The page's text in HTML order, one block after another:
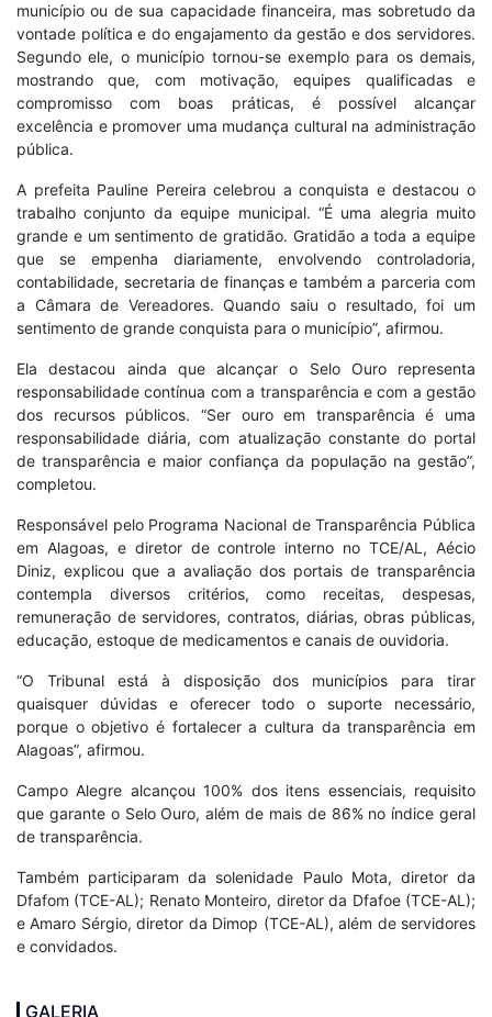
município ou de sua capacidade financeira, mas sobretudo da
vontade política e do engajamento da gestão e dos servidores.
Segundo ele, o município tornou-se exemplo para os demais,
mostrando que, com motivação, equipes qualificadas e
compromisso com boas práticas, é possível alcançar
excelência e promover uma mudança cultural na administração
pública.
A prefeita Pauline Pereira celebrou a conquista e destacou o
trabalho conjunto da equipe municipal. “É uma alegria muito
grande e um sentimento de gratidão. Gratidão a toda a equipe
que se empenha diariamente, envolvendo controladoria,
contabilidade, secretaria de finanças e também a parceria com
a Câmara de Vereadores. Quando saiu o resultado, foi um
sentimento de grande conquista para o município”, afirmou.
Ela destacou ainda que alcançar o Selo Ouro representa
responsabilidade contínua com a transparência e com a gestão
dos recursos públicos. “Ser ouro em transparência é uma
responsabilidade diária, com atualização constante do portal
de transparência e maior confiança da população na gestão”,
completou.
Responsável pelo Programa Nacional de Transparência Pública
em Alagoas, e diretor de controle interno no TCE/AL, Aécio
Diniz, explicou que a avaliação dos portais de transparência
contempla diversos critérios, como receitas, despesas,
remuneração de servidores, contratos, diárias, obras públicas,
educação, estoque de medicamentos e canais de ouvidoria.
“O Tribunal está à disposição dos municípios para tirar
quaisquer dúvidas e oferecer todo o suporte necessário,
porque o objetivo é fortalecer a cultura da transparência em
Alagoas”, afirmou.
Campo Alegre alcançou 100% dos itens essenciais, requisito
que garante o Selo Ouro, além de mais de 86% no índice geral
de transparência.
Também participaram da solenidade Paulo Mota, diretor da
Dfafom (TCE-AL); Renato Monteiro, diretor da Dfafoe (TCE-AL);
e Amaro Sérgio, diretor da Dimop (TCE-AL), além de servidores
e convidados.
GALERIA